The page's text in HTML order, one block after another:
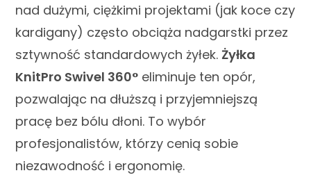
nad dużymi, ciężkimi projektami (jak koce czy
kardigany) często obciąża nadgarstki przez
sztywność standardowych żyłek. Żyłka
KnitPro Swivel 360° eliminuje ten opór,
pozwalając na dłuższą i przyjemniejszą
pracę bez bólu dłoni. To wybór
profesjonalistów, którzy cenią sobie
niezawodność i ergonomię.